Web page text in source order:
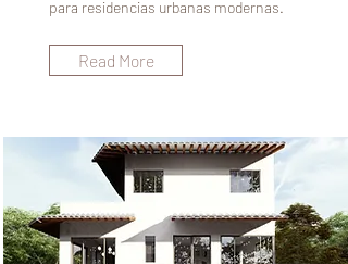
para residencias urbanas modernas.
Read More